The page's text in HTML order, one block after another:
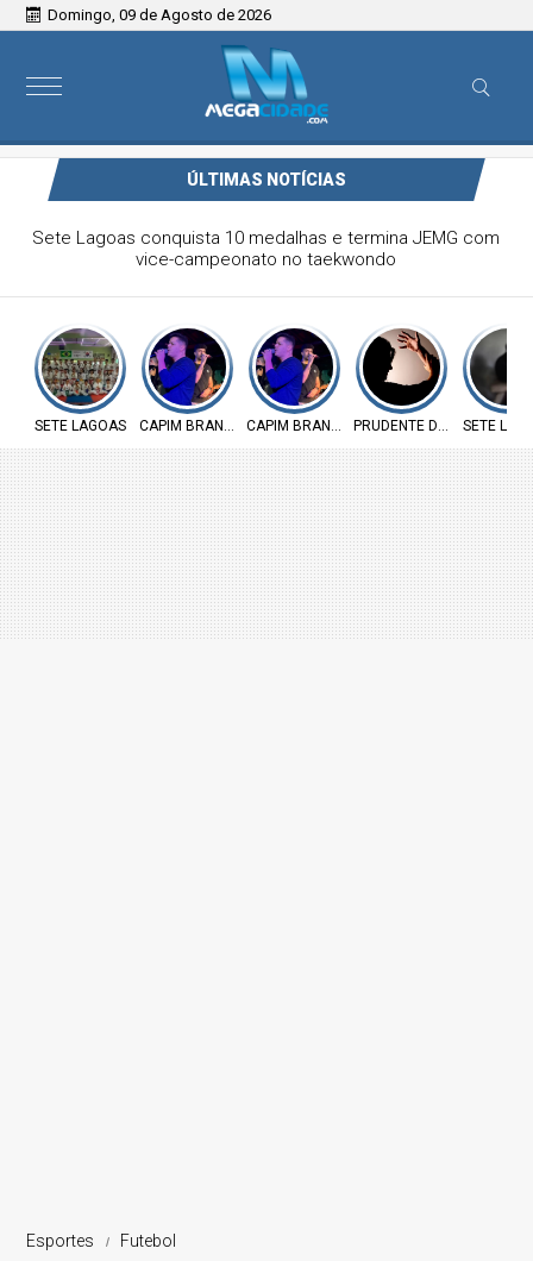
Domingo, 09 de Agosto de 2026
ÚLTIMAS NOTÍCIAS
Victor & Bruno são destaque no ForróCap em Capim
Branco
SETE LAGOAS CAPIM BRANCO CAPIM BRANCO PRUDENTE DE MORAIS
SETE
Esportes Futebol